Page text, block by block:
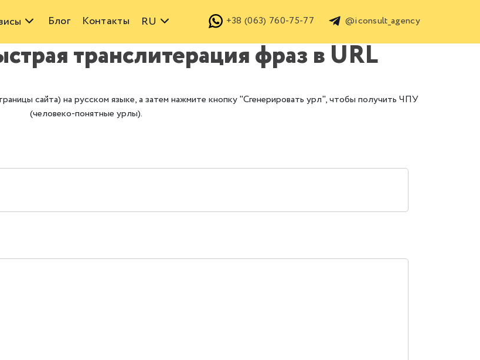
Блог Контакты RU +38 (063) 760-75-77 @iconsult_agency
транслитерация фраз в URL
сайта) на русском языке, а затем нажмите кнопку "Сгенерировать урл", чтобы получить ЧПУ
(человеко-понятные урлы).